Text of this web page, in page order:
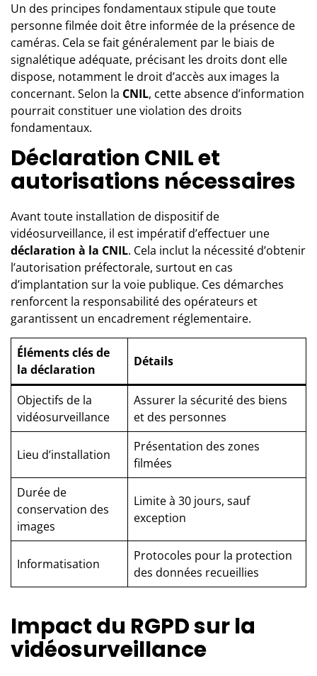
Un des principes fondamentaux stipule que toute
personne filmée doit être informée de la présence de
caméras. Cela se fait généralement par le biais de
signalétique adéquate, précisant les droits dont elle
dispose, notamment le droit d’accès aux images la
concernant. Selon la CNIL, cette absence d’information
pourrait constituer une violation des droits
fondamentaux.
Déclaration CNIL et
autorisations nécessaires
Avant toute installation de dispositif de
vidéosurveillance, il est impératif d’effectuer une
déclaration à la CNIL. Cela inclut la nécessité d’obtenir
l’autorisation préfectorale, surtout en cas
d’implantation sur la voie publique. Ces démarches
renforcent la responsabilité des opérateurs et
garantissent un encadrement réglementaire.
Éléments clés de
la déclaration
Détails
Objectifs de la
vidéosurveillance
Assurer la sécurité des biens
et des personnes
Lieu d’installation
Présentation des zones
filmées
Durée de
conservation des
images
Limite à 30 jours, sauf
exception
Informatisation
Protocoles pour la protection
des données recueillies
Impact du RGPD sur la
vidéosurveillance